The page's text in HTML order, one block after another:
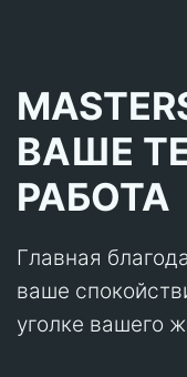
ВАШЕ
РАБОТА
Главная
ваше
уголке вашего